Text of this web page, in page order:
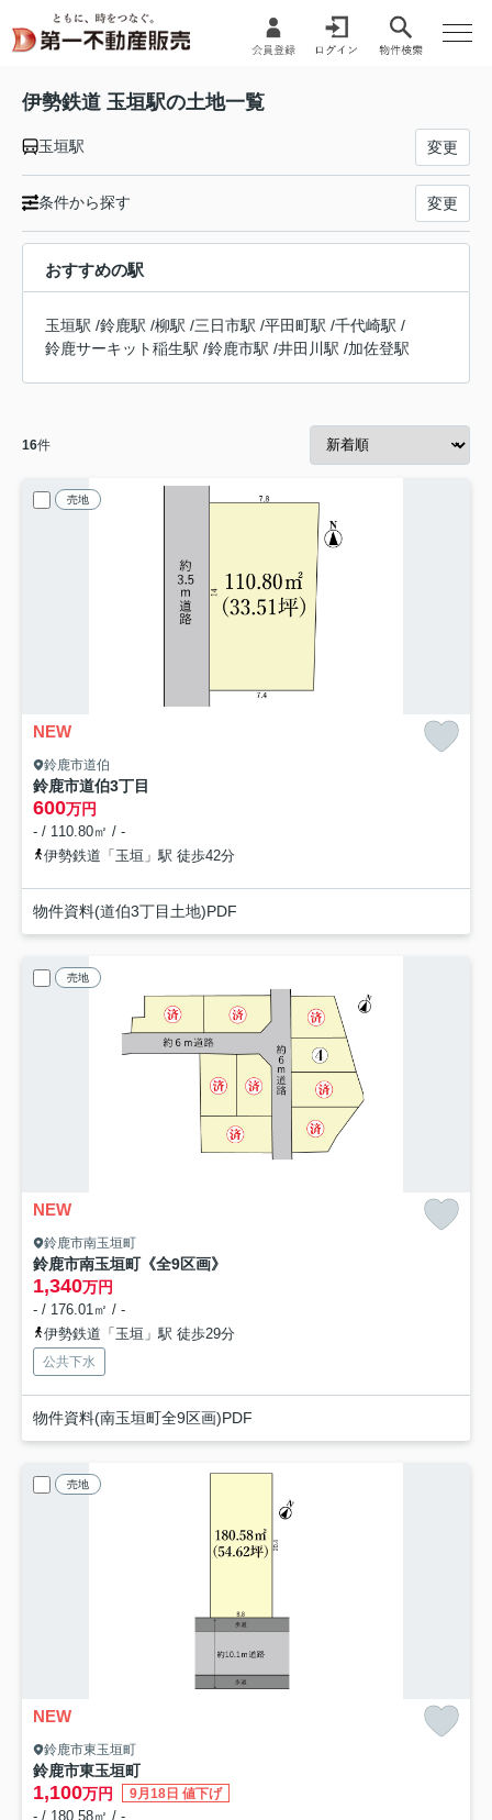
伊勢鉄道 玉垣駅の土地一覧
玉垣駅 変更
条件から探す 変更
おすすめの駅
玉垣駅 /鈴鹿駅 /柳駅 /三日市駅 /平田町駅 /千代崎駅 /
鈴鹿サーキット稲生駅 /鈴鹿市駅 /井田川駅 /加佐登駅
16件
売地
NEW
鈴鹿市道伯
鈴鹿市道伯3丁目
600万円
- / 110.80㎡ / -
伊勢鉄道「玉垣」駅 徒歩42分
物件資料(道伯3丁目土地)PDF
売地
NEW
鈴鹿市南玉垣町
鈴鹿市南玉垣町《全9区画》
1,340万円
- / 176.01㎡ / -
伊勢鉄道「玉垣」駅 徒歩29分
公共下水
物件資料(南玉垣町全9区画)PDF
売地
NEW
鈴鹿市東玉垣町
鈴鹿市東玉垣町
1,100万円 9月18日 値下げ
- / 180.58㎡ / -